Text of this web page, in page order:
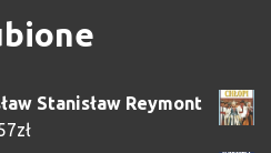
Stanisław Reymont
zł